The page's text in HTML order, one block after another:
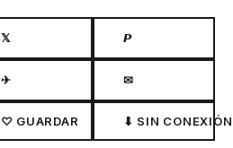
𝕏 𝙋
✈ ✉
♡ GUARDAR ⬇ SIN CONEXIÓN